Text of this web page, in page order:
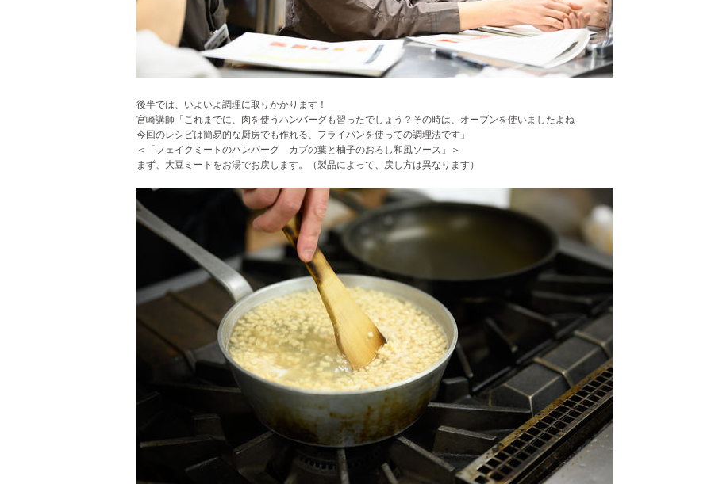
後半では、いよいよ調理に取りかかります！
宮崎講師「これまでに、肉を使うハンバーグも習ったでしょう？その時は、オーブンを使いましたよね
今回のレシピは簡易的な厨房でも作れる、フライパンを使っての調理法です」
＜「フェイクミートのハンバーグ カブの葉と柚子のおろし和風ソース」＞
まず、大豆ミートをお湯でお戻します。（製品によって、戻し方は異なります）